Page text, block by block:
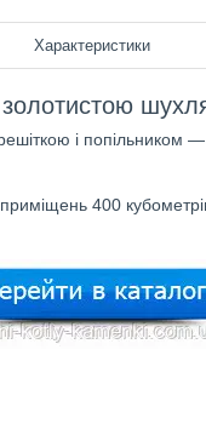
Характеристики
і попільником
400